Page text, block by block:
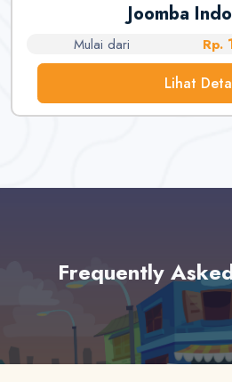
Joomba
Mulai dari Rp.
Lihat
Frequently